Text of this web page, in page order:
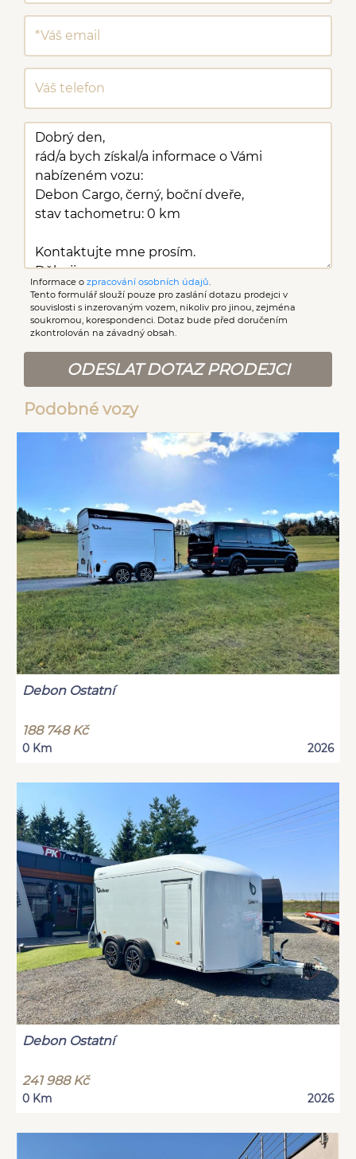
Informace o zpracování osobních údajů
Tento formulář slouží pouze pro zaslání dotazu prodejci v
souvislosti s inzerovaným vozem, nikoliv pro jinou, zejména
soukromou, korespondenci. Dotaz bude před doručením
zkontrolován na závadný obsah.
ODESLAT DOTAZ PRODEJCI
Podobné vozy
Debon Ostatní
188 748 Kč
0 Km 2026
Debon Ostatní
241 988 Kč
0 Km 2026